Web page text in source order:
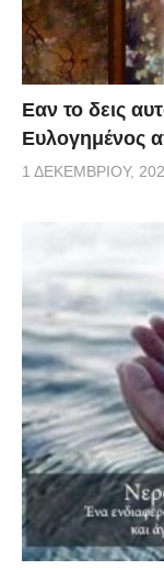
Eαν το δεις
Ευλογημένος
1 ΔΕΚΕΜΒΡΊΟΥ,